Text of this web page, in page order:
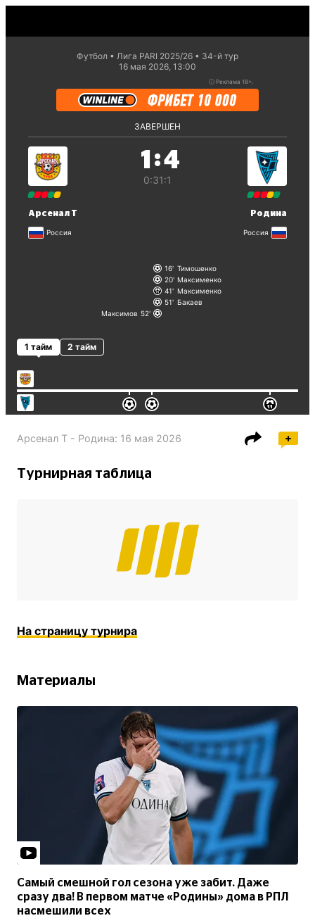
Футбол Лига PARI 2025/26
34-й тур
16 мая 2026, 13:00
ⓘ Реклама 18+.
ЗАВЕРШЕН
Арсенал Т
Россия
1 :4
0:31:1
Родина
Россия
16 Тимошенко
20 Максименко
41
Максименко
51
Бакаев
Максимов 52
1 тайм 2 тайм
Арсенал Т - Родина: 16 мая 2026
Турнирная таблица
На страницу турнира
Материалы
Самый смешной гол сезона уже забит. Даже
сразу два! В первом матче «Родины» дома в РПЛ
насмешили всех